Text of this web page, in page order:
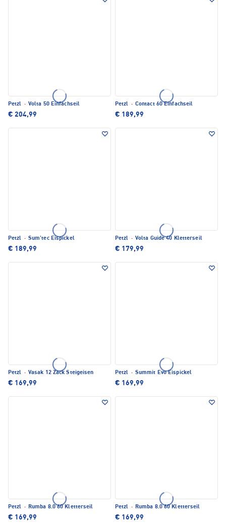
Petzl · Volta 50 Einfachseil
€ 204,99
Petzl · Contact 60 Einfachseil
€ 189,99
Petzl · Sum'tec Eispickel
€ 189,99
Petzl · Volta Guide 40 Kletterseil
€ 179,99
Petzl · Vasak 12 Zack Steigeisen
€ 169,99
Petzl · Summit Evo Eispickel
€ 169,99
Petzl · Rumba 8.0 60 Kletterseil
€ 169,99
Petzl · Rumba 8.0 60 Kletterseil
€ 169,99